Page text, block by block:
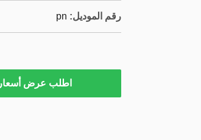
رقم الموديل: pn
اطلب عرض أسعار